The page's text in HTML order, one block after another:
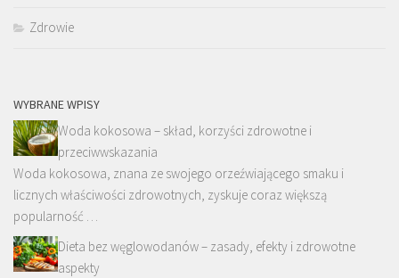
Zdrowie
WYBRANE WPISY
Woda kokosowa – skład, korzyści zdrowotne i
przeciwwskazania
Woda kokosowa, znana ze swojego orzeźwiającego smaku i
licznych właściwości zdrowotnych, zyskuje coraz większą
popularność …
Dieta bez węglowodanów – zasady, efekty i zdrowotne
aspekty